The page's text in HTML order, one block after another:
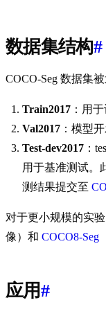
数据集结构#
COCO-Seg 数据集
Train2017 ：用
Val2017 ：模型
Test-dev2017 ：
用于基准测试。
测结果提交至
对于更小规模的实
像）和 COCO8-Seg
应用#